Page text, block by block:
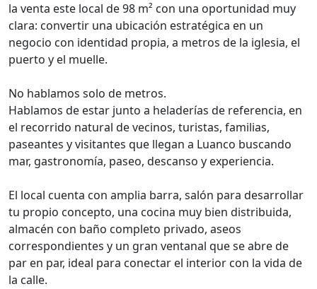
la venta este local de 98 m² con una oportunidad muy
clara: convertir una ubicación estratégica en un
negocio con identidad propia, a metros de la iglesia, el
puerto y el muelle.
No hablamos solo de metros.
Hablamos de estar junto a heladerías de referencia, en
el recorrido natural de vecinos, turistas, familias,
paseantes y visitantes que llegan a Luanco buscando
mar, gastronomía, paseo, descanso y experiencia.
El local cuenta con amplia barra, salón para desarrollar
tu propio concepto, una cocina muy bien distribuida,
almacén con baño completo privado, aseos
correspondientes y un gran ventanal que se abre de
par en par, ideal para conectar el interior con la vida de
la calle.